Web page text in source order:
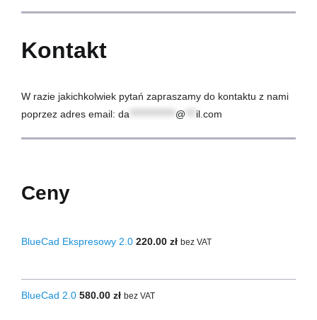
Kontakt
W razie jakichkolwiek pytań zapraszamy do kontaktu z nami
poprzez adres email: da @ il.com
Ceny
BlueCad Ekspresowy 2.0 220.00 zł bez VAT
BlueCad 2.0 580.00 zł bez VAT